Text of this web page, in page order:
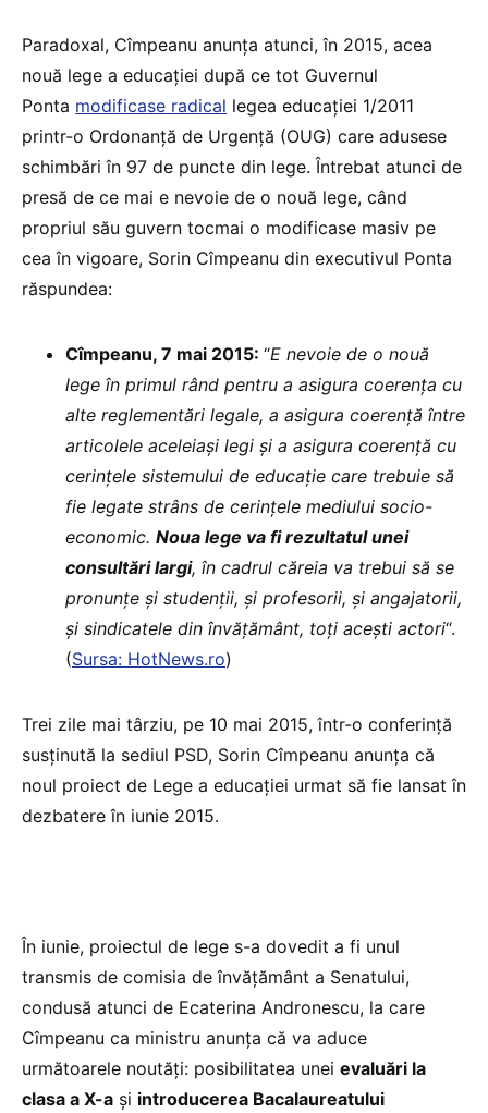
Paradoxal, Cîmpeanu anunța atunci, în 2015, acea
nouă lege a educației după ce tot Guvernul
Ponta modificase radical legea educației 1/2011
printr-o Ordonanță de Urgență (OUG) care adusese
schimbări în 97 de puncte din lege. Întrebat atunci de
presă de ce mai e nevoie de o nouă lege, când
propriul său guvern tocmai o modificase masiv pe
cea în vigoare, Sorin Cîmpeanu din executivul Ponta
răspundea:
Cîmpeanu, 7 mai 2015: “E nevoie de o nouă
lege în primul rând pentru a asigura coerența cu
alte reglementări legale, a asigura coerență între
articolele aceleiași legi și a asigura coerență cu
cerințele sistemului de educație care trebuie să
fie legate strâns de cerințele mediului socio-
economic. Noua lege va fi rezultatul unei
consultări largi, în cadrul căreia va trebui să se
pronunțe și studenții, și profesorii, și angajatorii,
și sindicatele din învățământ, toți acești actori“.
(Sursa: HotNews.ro)
Trei zile mai târziu, pe 10 mai 2015, într-o conferință
susținută la sediul PSD, Sorin Cîmpeanu anunța că
noul proiect de Lege a educației urmat să fie lansat în
dezbatere în iunie 2015.
În iunie, proiectul de lege s-a dovedit a fi unul
transmis de comisia de învățământ a Senatului,
condusă atunci de Ecaterina Andronescu, la care
Cîmpeanu ca ministru anunța că va aduce
următoarele noutăți: posibilitatea unei evaluări la
clasa a X-a și introducerea Bacalaureatului